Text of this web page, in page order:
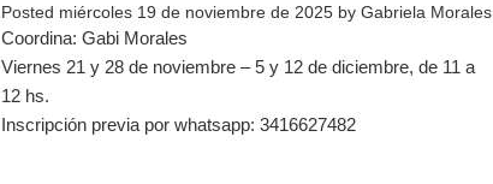
Posted miércoles 19 de noviembre de 2025by Gabriela Morales
Coordina: Gabi Morales
Viernes 21 y 28 de noviembre – 5 y 12 de diciembre, de 11 a
12 hs.
Inscripción previa por whatsapp: 3416627482